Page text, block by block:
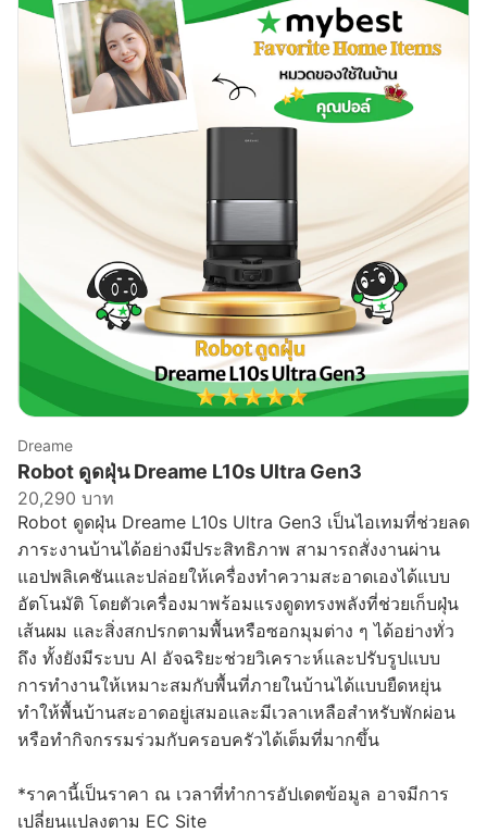
Dreame
Robot ดูดฝุ่น Dreame L10s Ultra Gen3
20,290 บาท
Robot ดูดฝุ่น Dreame L10s Ultra Gen3 เป็นไอเทมที่ช่วยลด
ภาระงานบ้านได้อย่างมีประสิทธิภาพ สามารถสั่งงานผ่าน
แอปพลิเคชันและปล่อยให้เครื่องทำความสะอาดเองได้แบบ
อัตโนมัติ โดยตัวเครื่องมาพร้อมแรงดูดทรงพลังที่ช่วยเก็บฝุ่น
เส้นผม และสิ่งสกปรกตามพื้นหรือซอกมุมต่าง ๆ ได้อย่างทั่ว
ถึง ทั้งยังมีระบบ AI อัจฉริยะช่วยวิเคราะห์และปรับรูปแบบ
การทำงานให้เหมาะสมกับพื้นที่ภายในบ้านได้แบบยืดหยุ่น
ทำให้พื้นบ้านสะอาดอยู่เสมอและมีเวลาเหลือสำหรับพักผ่อน
หรือทำกิจกรรมร่วมกับครอบครัวได้เต็มที่มากขึ้น
*ราคานี้เป็นราคา ณ เวลาที่ทำการอัปเดตข้อมูล อาจมีการ
เปลี่ยนแปลงตาม EC Site